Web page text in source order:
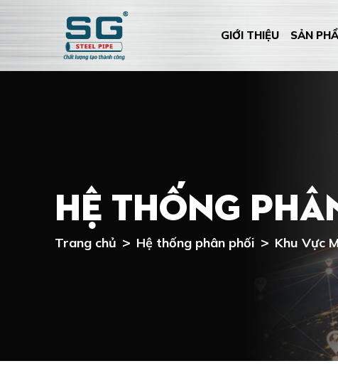
GIỚI THIỆU SẢN
Hệ thống
Trang chủ Hệ thống phân phối Khu Vực